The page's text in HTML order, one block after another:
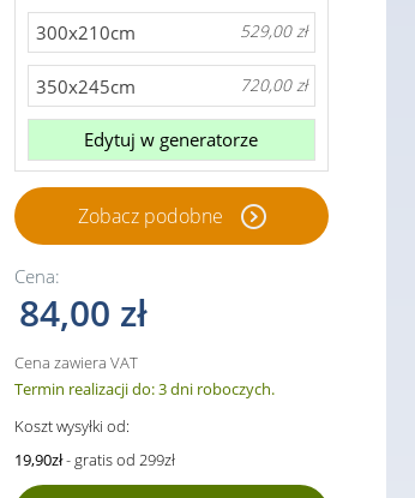
300x210cm 529,00 zł
350x245cm 720,00 zł
Edytuj w generatorze
Zobacz podobne
Cena:
84,00 zł
Cena zawiera VAT
Termin realizacji do: 3 dni roboczych.
Koszt wysyłki od:
19,90zł- gratis od 299zł